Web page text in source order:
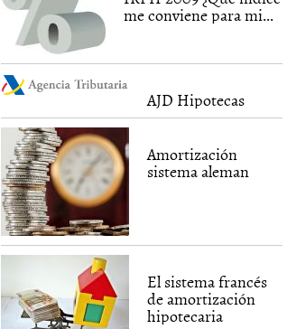
me conviene para mi...
AJD Hipotecas
Amortización
sistema aleman
El sistema francés
de amortización
hipotecaria